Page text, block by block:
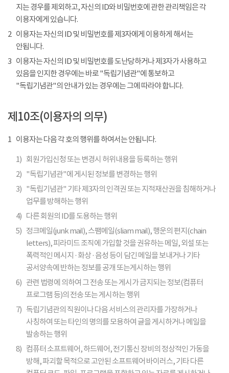
지는 경우를 제외하고, 자신의 ID와 비밀번호에 관한 관리책임은 각
이용자에게 있습니다.
2 이용자는 자신의 ID 및 비밀번호를 제3자에게 이용하게 해서는
안됩니다.
3 이용자는 자신의 ID 및 비밀번호를 도난당하거나 제3자가 사용하고
있음을 인지한 경우에는 바로 "독립기념관"에 통보하고
"독립기념관"의 안내가 있는 경우에는 그에 따라야 합니다.
제10조(이용자의 의무)
1 이용자는 다음 각 호의 행위를 하여서는 안됩니다.
1) 회원가입신청 또는 변경시 허위내용을 등록하는 행위
2) "독립기념관"에 게시된 정보를 변경하는 행위
3) "독립기념관" 기타 제3자의 인격권 또는 지적재산권을 침해하거나
업무를 방해하는 행위
4) 다른 회원의 ID를 도용하는 행위
5) 정크메일(junk mail), 스팸메일(sliam mail), 행운의 편지(chain
letters), 피라미드 조직에 가입할 것을 권유하는 메일, 외설 또는
폭력적인 메시지 · 화상 · 음성 등이 담긴 메일을 보내거나 기타
공서양속에 반하는 정보를 공개 또는게시하는 행위
6) 관련 법령에 의하여 그 전송 또는 게시가 금지되는 정보(컴퓨터
프로그램 등)의 전송 또는 게시하는 행위
7) 독립기념관의 직원이나 다음 서비스의 관리자를 가장하거나
사칭하여 또는 타인의 명의를 모용하여 글을 게시하거나 메일을
발송하는 행위
8) 컴퓨터 소프트웨어, 하드웨어, 전기통신 장비의 정상적인 가동을
방해, 파괴할 목적으로 고안된 소프트웨어 바이러스, 기타 다른